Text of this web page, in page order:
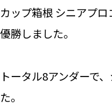
カップ箱根 シニアプ
優勝しました。
トータル8アンダーで
た。